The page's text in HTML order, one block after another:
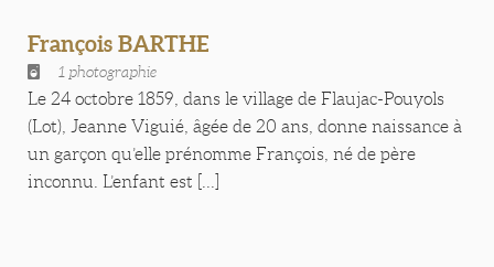
François BARTHE
1 photographie
Le 24 octobre 1859, dans le village de Flaujac-Pouyols
(Lot), Jeanne Viguié, âgée de 20 ans, donne naissance à
un garçon qu’elle prénomme François, né de père
inconnu. L’enfant est [...]